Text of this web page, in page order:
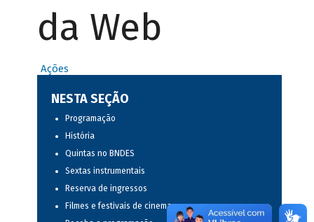
da Web
Ações
NESTA SEÇÃO
Programação
História
Quintas no BNDES
Sextas instrumentais
Reserva de ingressos
Filmes e festivais de cinema